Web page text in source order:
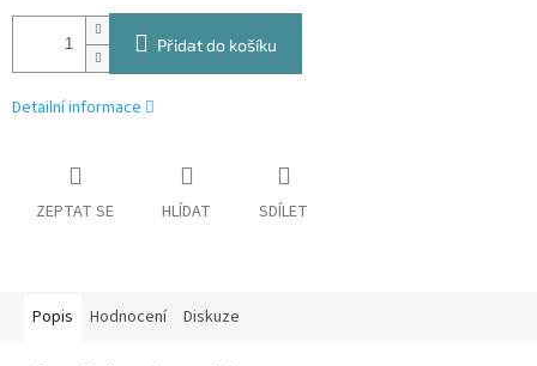
Přidat do košíku
Detailní informace
ZEPTAT SE HLÍDAT SDÍLET
Popis Hodnocení Diskuze